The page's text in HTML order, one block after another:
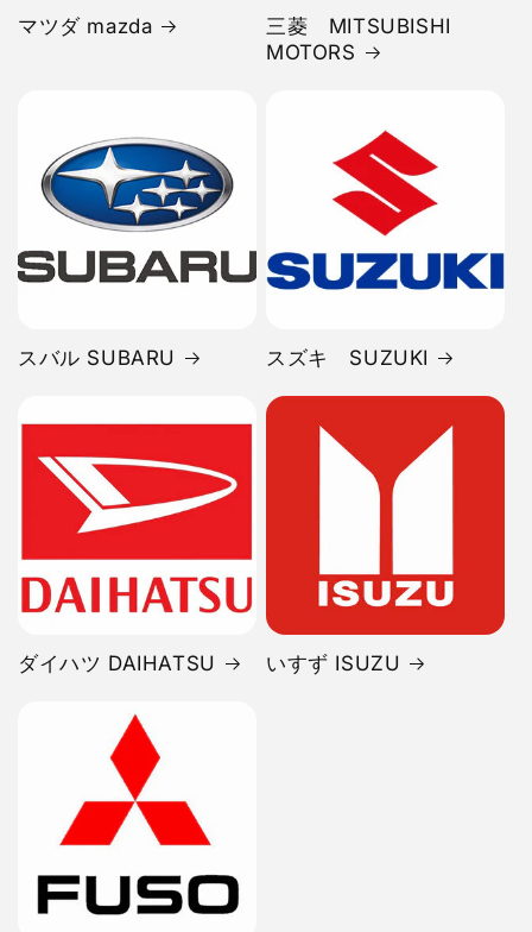
マツダ mazda
三菱 MITSUBISHI
MOTORS
スバル SUBARU スズキ SUZUKI
ダイハツ DAIHATSU いすず ISUZU